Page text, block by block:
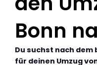
Bonn
Du suchst nach dem
für deinen Umzug